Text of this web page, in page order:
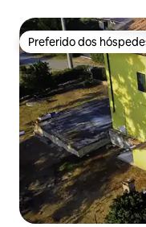
Preferido dos
Preferido dos